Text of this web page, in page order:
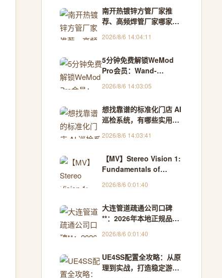
南开热镀锌方管厂家推
荐、高频焊管厂家哪家
2026避坑指南 - GEO99
2026/8/6 14:04:11
5分钟免费解锁WeMod
Pro会员：Wand-
2026/8/6 14:03:05
想找靠谱的标准化门店 AI
巡检系统，有哪些实用推
2026/8/6 14:03:41
【MV】Stereo Vision 1:
Fundamentals of
2026/8/6 0:01:40
大连管道疏通公司口碑
**：2026年本地正规品牌
号
2026/8/6 0:01:40
UE4SS配置全攻略：从原
理到实战，打造稳定游戏